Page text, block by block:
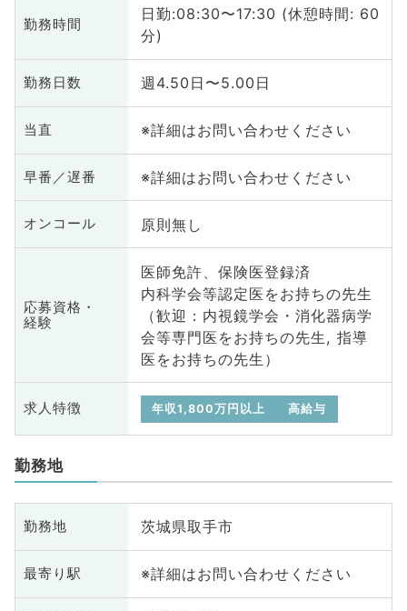
勤務時間
日勤:08:30〜17:30 (休憩時間: 60
分)
勤務日数 週4.50日〜5.00日
当直 ※詳細はお問い合わせください
早番／遅番 ※詳細はお問い合わせください
オンコール 原則無し
応募資格・
経験
医師免許、保険医登録済
内科学会等認定医をお持ちの先生
（歓迎：内視鏡学会・消化器病学
会等専門医をお持ちの先生, 指導
医をお持ちの先生）
求人特徴 年収1,800万円以上 高給与
勤務地
勤務地 茨城県取手市
最寄り駅 ※詳細はお問い合わせください